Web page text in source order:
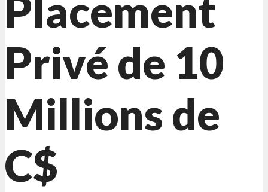
Placement
Privé de 10
Millions de
C$